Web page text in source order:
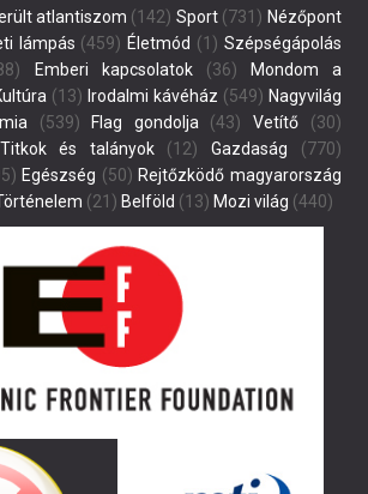
atlantiszom (142) Sport(731) Nézőpont
lámpás (459) Életmód (1) Szépségápolás
Emberi kapcsolatok(36)
Mondom a
(13) Irodalmi kávéház (549) Nagyvilág
(539) Flag gondolja (43) Vetítő (30)
Titkok és talányok(12) Gazdaság (770)
Egészség (50) Rejtőzködő magyarország
(21) Belföld (13) Mozi világ (440)